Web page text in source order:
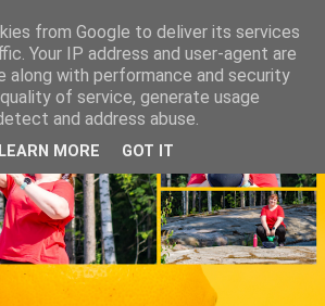
from Google to deliver its services
Your IP address and user-agent are
along with performance and security
of service, generate usage
and address abuse.
LEARN MORE GOT IT